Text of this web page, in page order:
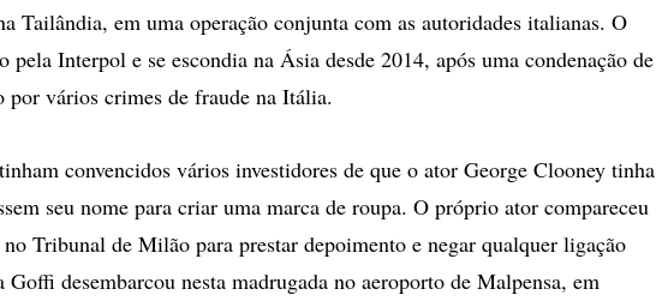
Tailândia, em uma operação conjunta com as autoridades italianas. O
pela Interpol e se escondia na Ásia desde 2014, após uma condenação de
por vários crimes de fraude na Itália.
convencidos vários investidores de que o ator George Clooney tinha
seu nome para criar uma marca de roupa. O próprio ator compareceu
Tribunal de Milão para prestar depoimento e negar qualquer ligação
Goffi desembarcou nesta madrugada no aeroporto de Malpensa, em